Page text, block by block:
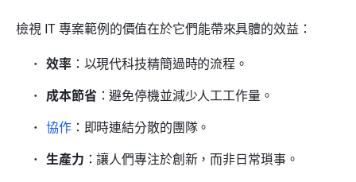
檢視 IT 專案範例的價值在於它們能帶來具體的效益：
效率：以現代科技精簡過時的流程。
成本節省 ：避免停機並減少人工工作量。
協作：即時連結分散的團隊。
生產力 ：讓人們專注於創新，而非日常瑣事。